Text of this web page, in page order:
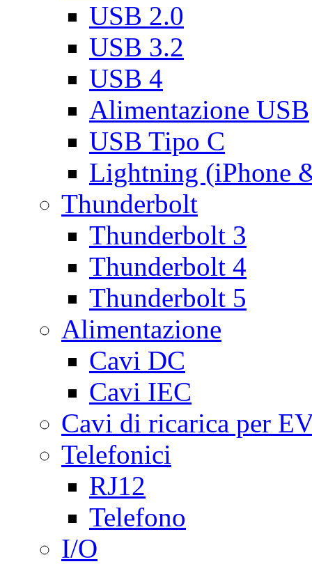
USB 2.0
USB 3.2
USB 4
Alimentazione USB
USB Tipo C
Lightning (iPhone
Thunderbolt
Thunderbolt 3
Thunderbolt 4
Thunderbolt 5
Alimentazione
Cavi DC
Cavi IEC
Cavi di ricarica per
Telefonici
RJ12
Telefono
I/O